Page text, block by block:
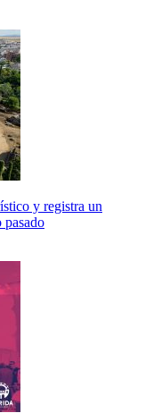
y registra un
pasado